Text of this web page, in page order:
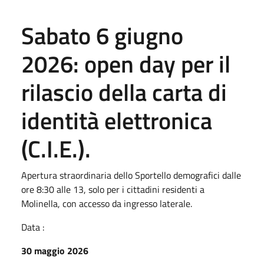
Sabato 6 giugno
2026: open day per il
rilascio della carta di
identità elettronica
(C.I.E.).
Apertura straordinaria dello Sportello demografici dalle
ore 8:30 alle 13, solo per i cittadini residenti a
Molinella, con accesso da ingresso laterale.
Data :
30 maggio 2026